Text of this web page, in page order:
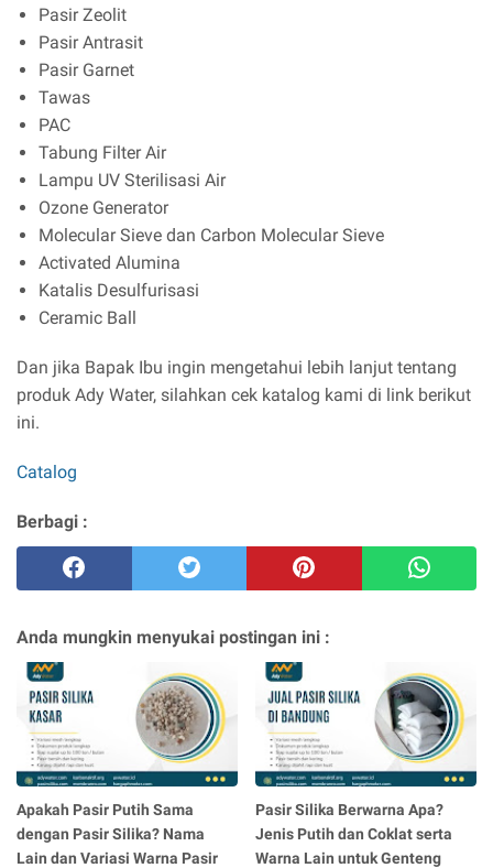
Pasir Zeolit
Pasir Antrasit
Pasir Garnet
Tawas
PAC
Tabung Filter Air
Lampu UV Sterilisasi Air
Ozone Generator
Molecular Sieve dan Carbon Molecular Sieve
Activated Alumina
Katalis Desulfurisasi
Ceramic Ball
Dan jika Bapak Ibu ingin mengetahui lebih lanjut tentang
produk Ady Water, silahkan cek katalog kami di link berikut
ini.
Catalog
Berbagi :
Anda mungkin menyukai postingan ini :
Apakah Pasir Putih Sama
dengan Pasir Silika? Nama
Lain dan Variasi Warna Pasir
Pasir Silika Berwarna Apa?
Jenis Putih dan Coklat serta
Warna Lain untuk Genteng